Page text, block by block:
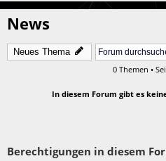
News
Neues Thema
0 Themen •
In diesem Forum gibt es
Berechtigungen in diesem